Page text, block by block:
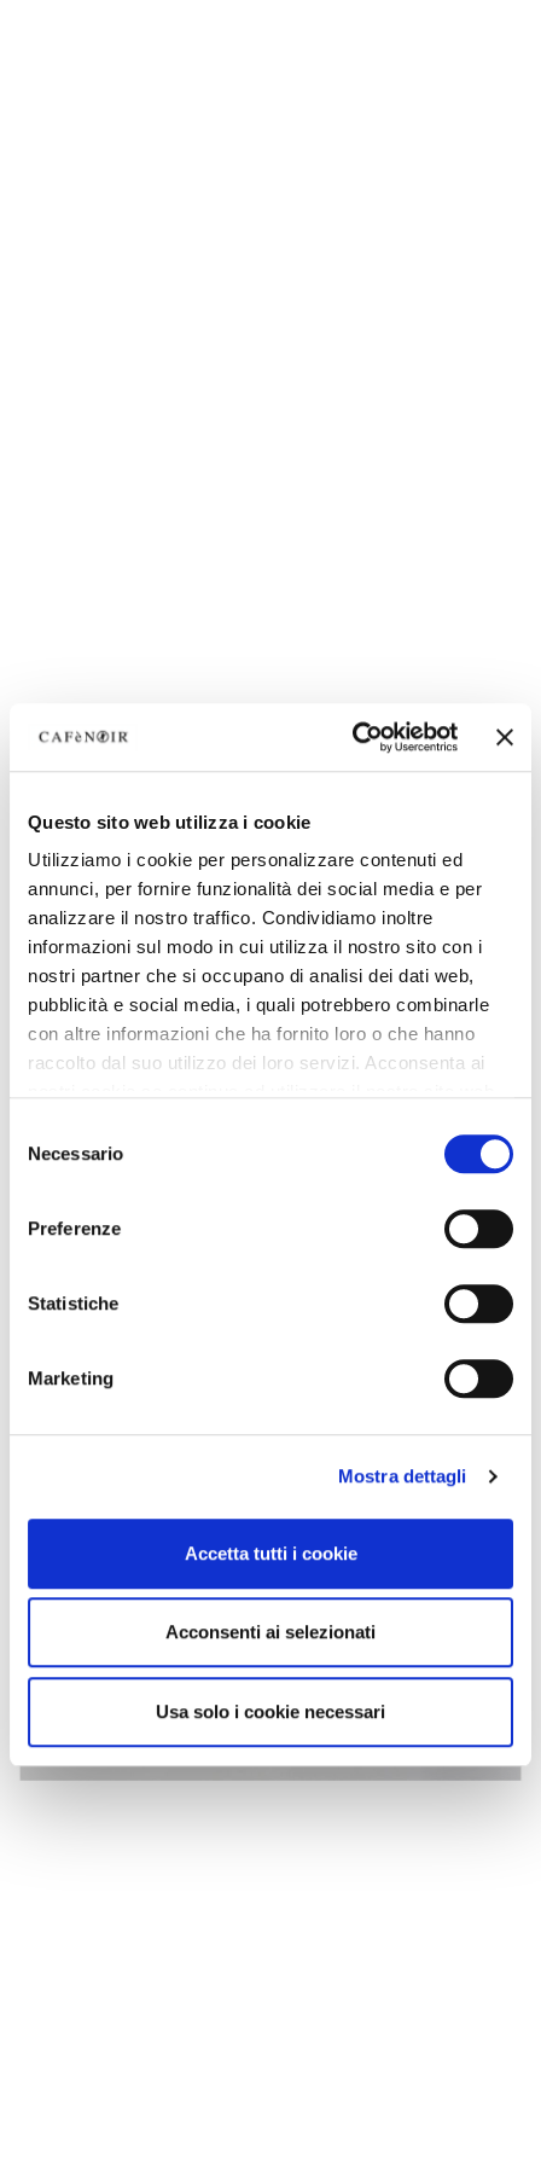
Questo sito web utilizza i cookie
Utilizziamo i cookie per personalizzare contenuti ed
annunci, per fornire funzionalità dei social media e per
analizzare il nostro traffico. Condividiamo inoltre
informazioni sul modo in cui utilizza il nostro sito con i
nostri partner che si occupano di analisi dei dati web,
pubblicità e social media, i quali potrebbero combinarle
con altre informazioni che ha fornito loro o che hanno
raccolto dal suo utilizzo dei loro servizi. Acconsenta ai
delNecessario
Preferenze
Statistiche
Marketing
Mostra dettagli
Accetta tutti i cookie
Acconsenti ai selezionati
Usa solo i cookie necessari